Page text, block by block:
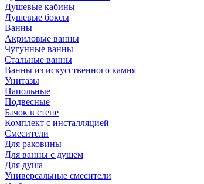
Душевые кабины
Душевые боксы
Ванны
Акриловые ванны
Чугунные ванны
Стальные ванны
Ванны из искусственного камня
Унитазы
Напольные
Подвесные
Бачок в стене
Комплект с инсталляцией
Смесители
Для раковины
Для ванны с душем
Для душа
Универсальные смесители